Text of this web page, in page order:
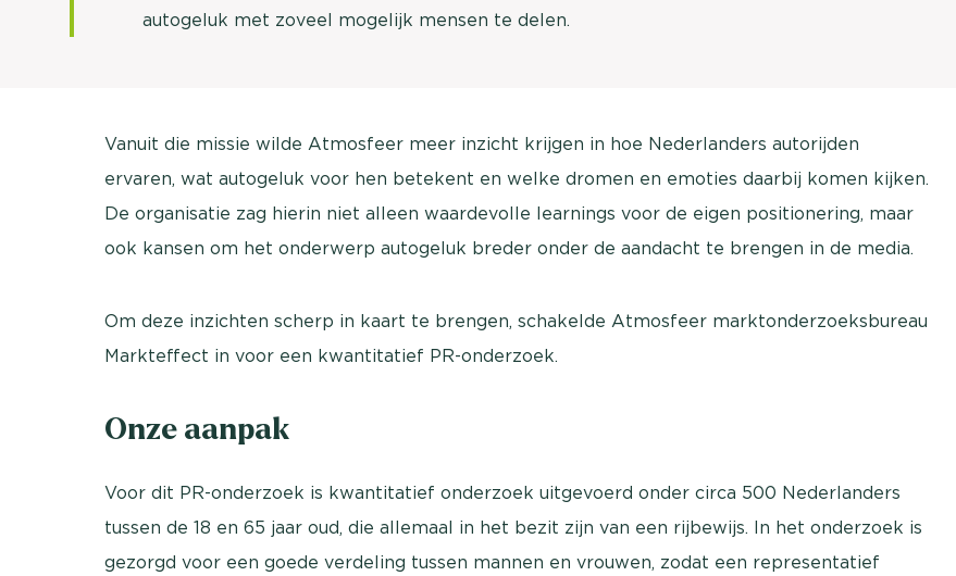
autogeluk met zoveel mogelijk mensen te delen.
Vanuit die missie wilde Atmosfeer meer inzicht krijgen in hoe Nederlanders autorijden
ervaren, wat autogeluk voor hen betekent en welke dromen en emoties daarbij komen kijken.
De organisatie zag hierin niet alleen waardevolle learnings voor de eigen positionering, maar
ook kansen om het onderwerp autogeluk breder onder de aandacht te brengen in de media.
Om deze inzichten scherp in kaart te brengen, schakelde Atmosfeer marktonderzoeksbureau
Markteffect in voor een kwantitatief PR-onderzoek.
Onze aanpak
Voor dit PR-onderzoek is kwantitatief onderzoek uitgevoerd onder circa 500 Nederlanders
tussen de 18 en 65 jaar oud, die allemaal in het bezit zijn van een rijbewijs. In het onderzoek is
gezorgd voor een goede verdeling tussen mannen en vrouwen, zodat een representatief